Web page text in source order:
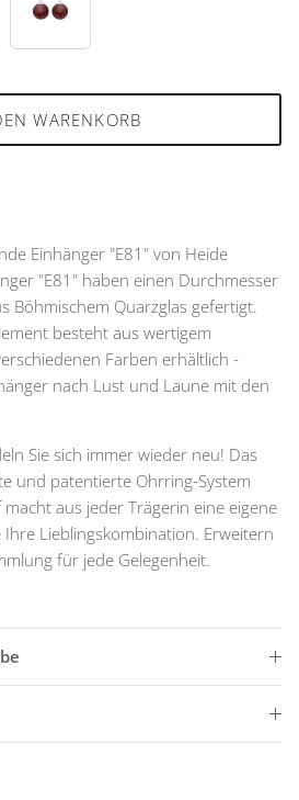
87
WARENKORB
Einhänger "E81" von Heide
"E81" haben einen Durchmesser
Böhmischem Quarzglas gefertigt.
besteht aus wertigem
Farben erhältlich -
nach Lust und Laune mit den
Sie sich immer wieder neu! Das
und patentierte Ohrring-System
aus jeder Trägerin eine eigene
Ihre Lieblingskombination. Erweitern
für jede Gelegenheit.